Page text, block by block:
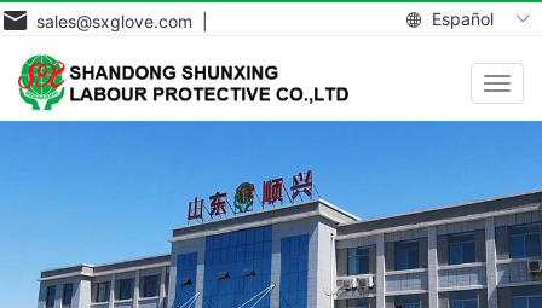
Español
sales@sxglove.com |